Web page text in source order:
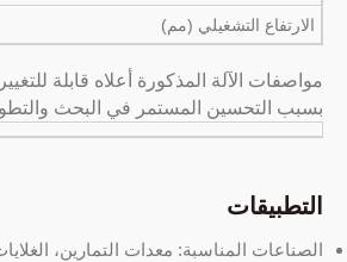
الارتفاع التشغيلي (مم)
مواصفات الآلة المذكورة أعلاه قابلة
بسبب التحسين المستمر في البحث
التطبيقات
الصناعات المناسبة: معدات التمارين،